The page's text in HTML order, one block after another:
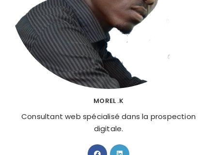
MOREL .K
Consultant web spécialisé dans la prospection
digitale.
S’ouvreS’ouvre